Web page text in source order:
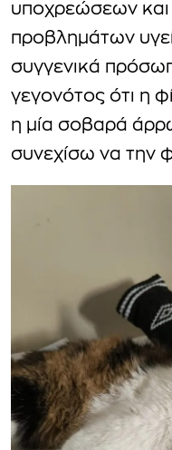
υποχρεώσεων
προβλημάτων
συγγενικά
γεγονότος ότι η
η μία σοβαρά
συνεχίσω να την